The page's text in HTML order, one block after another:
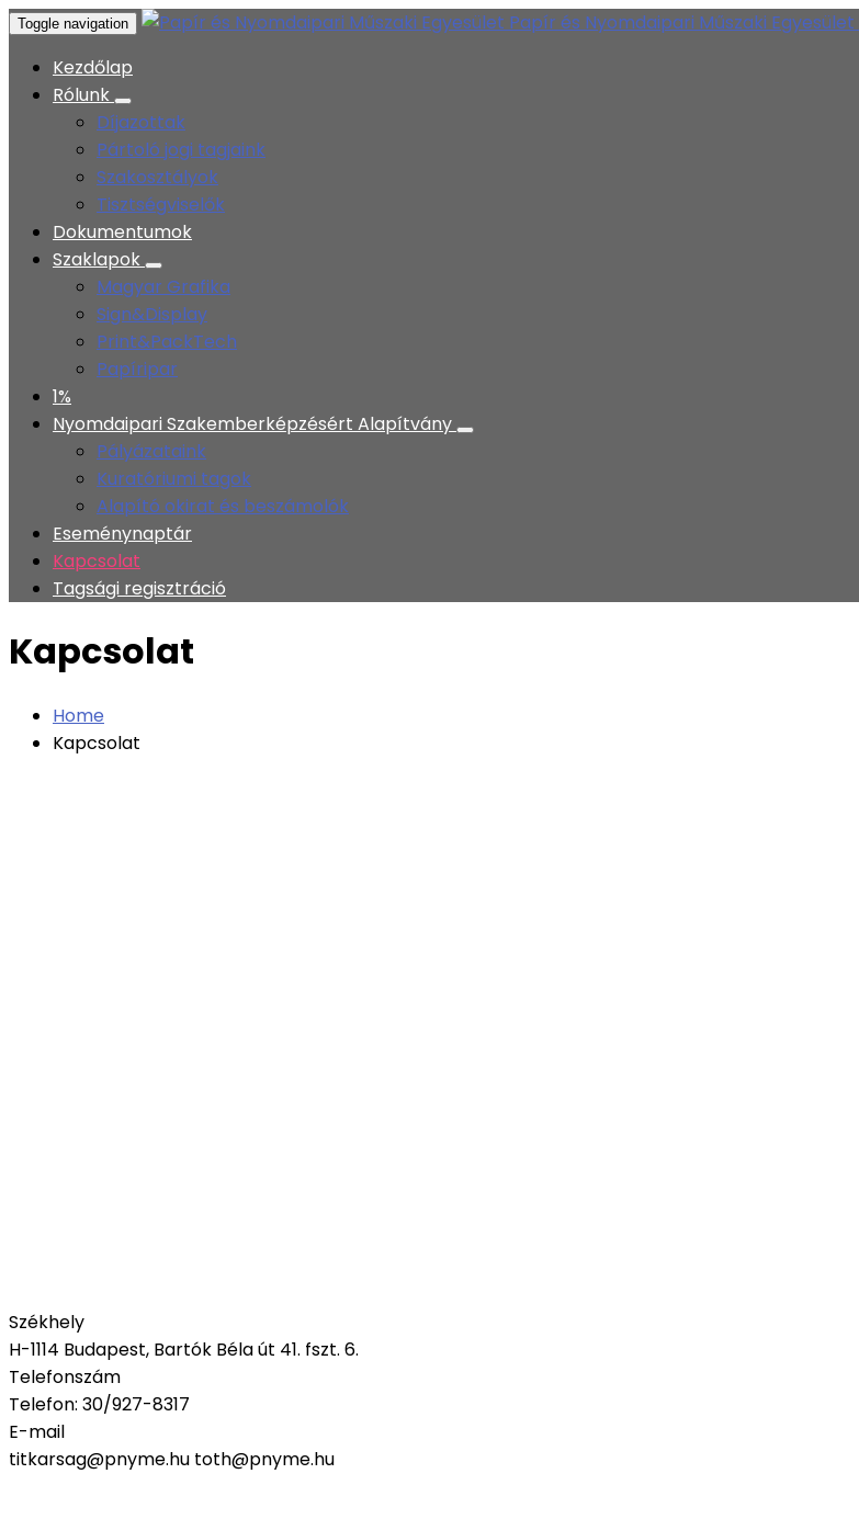
Toggle navigation Papír és Nyomdaipari Műszaki Egyesület
Kezdőlap
Rólunk
Díjazottak
Pártoló jogi tagjaink
Szakosztályok
Tisztségviselők
Dokumentumok
Szaklapok
Magyar Grafika
Sign&Display
Print&PackTech
Papíripar
1%
Nyomdaipari Szakemberképzésért Alapítvány
Pályázataink
Kuratóriumi tagok
Alapító okirat és beszámolók
Eseménynaptár
Kapcsolat
Tagsági regisztráció
Kapcsolat
Home
Kapcsolat
Székhely
H-1114 Budapest, Bartók Béla út 41. fszt. 6.
Telefonszám
Telefon: 30/927-8317
E-mail
titkarsag@pnyme.hu toth@pnyme.hu